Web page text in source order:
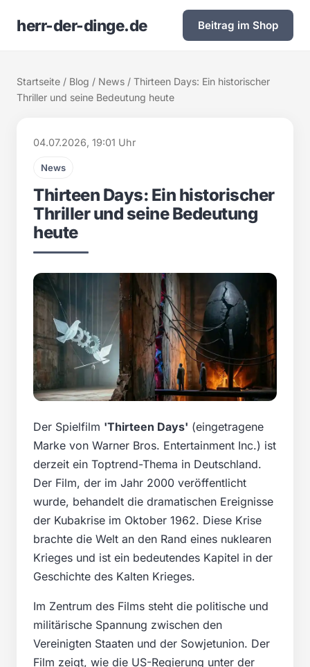
herr-der-dinge.de Beitrag im Shop
Startseite / Blog / News / Thirteen Days: Ein historischer
Thriller und seine Bedeutung heute
04.07.2026, 19:01 Uhr
News
Thirteen Days: Ein historischer
Thriller und seine Bedeutung
heute
Der Spielfilm 'Thirteen Days' (eingetragene
Marke von Warner Bros. Entertainment Inc.) ist
derzeit ein Toptrend-Thema in Deutschland.
Der Film, der im Jahr 2000 veröffentlicht
wurde, behandelt die dramatischen Ereignisse
der Kubakrise im Oktober 1962. Diese Krise
brachte die Welt an den Rand eines nuklearen
Krieges und ist ein bedeutendes Kapitel in der
Geschichte des Kalten Krieges.
Im Zentrum des Films steht die politische und
militärische Spannung zwischen den
Vereinigten Staaten und der Sowjetunion. Der
Film zeigt, wie die US-Regierung unter der